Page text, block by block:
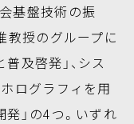
基盤技術の振
教授のグループに
及啓発」、シス
ログラフィを用
」の4つ。いずれ